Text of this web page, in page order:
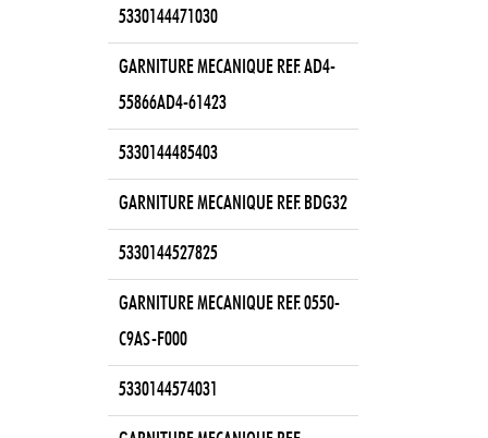
5330144471030
GARNITURE MECANIQUE REF. AD4-
55866AD4-61423
5330144485403
GARNITURE MECANIQUE REF. BDG32
5330144527825
GARNITURE MECANIQUE REF. 0550-
C9AS-F000
5330144574031